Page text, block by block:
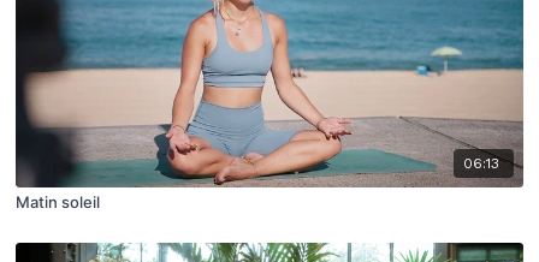
06:13
Matin soleil